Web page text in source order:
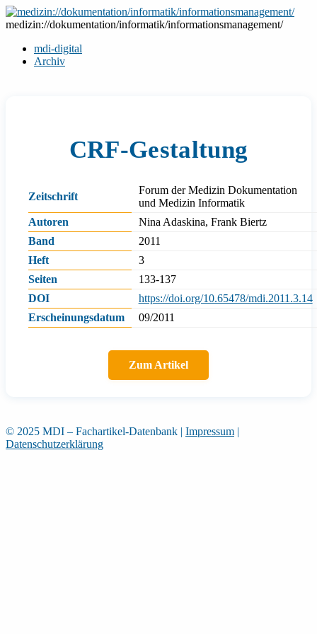
Zum
Inhalt
medizin://dokumentation/informatik/informationsmanagement/
mdi-digital
Archiv
CRF-Gestaltung
Zeitschrift
Forum der Medizin Dokumentation
und Medizin Informatik
Autoren
Nina Adaskina, Frank Biertz
Band
2011
Heft
3
Seiten
133-137
DOI
https://doi.org/10.65478/mdi.2011.3.14
Erscheinungsdatum
09/2011
Zum Artikel
© 2025 MDI – Fachartikel-Datenbank | Impressum |
Datenschutzerklärung